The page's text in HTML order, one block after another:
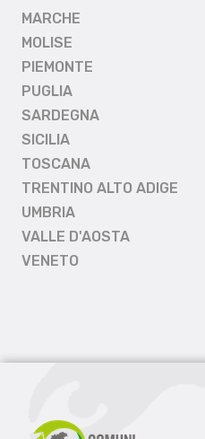
MARCHE
MOLISE
PIEMONTE
PUGLIA
SARDEGNA
SICILIA
TOSCANA
TRENTINO ALTO ADIGE
UMBRIA
VALLE D'AOSTA
VENETO